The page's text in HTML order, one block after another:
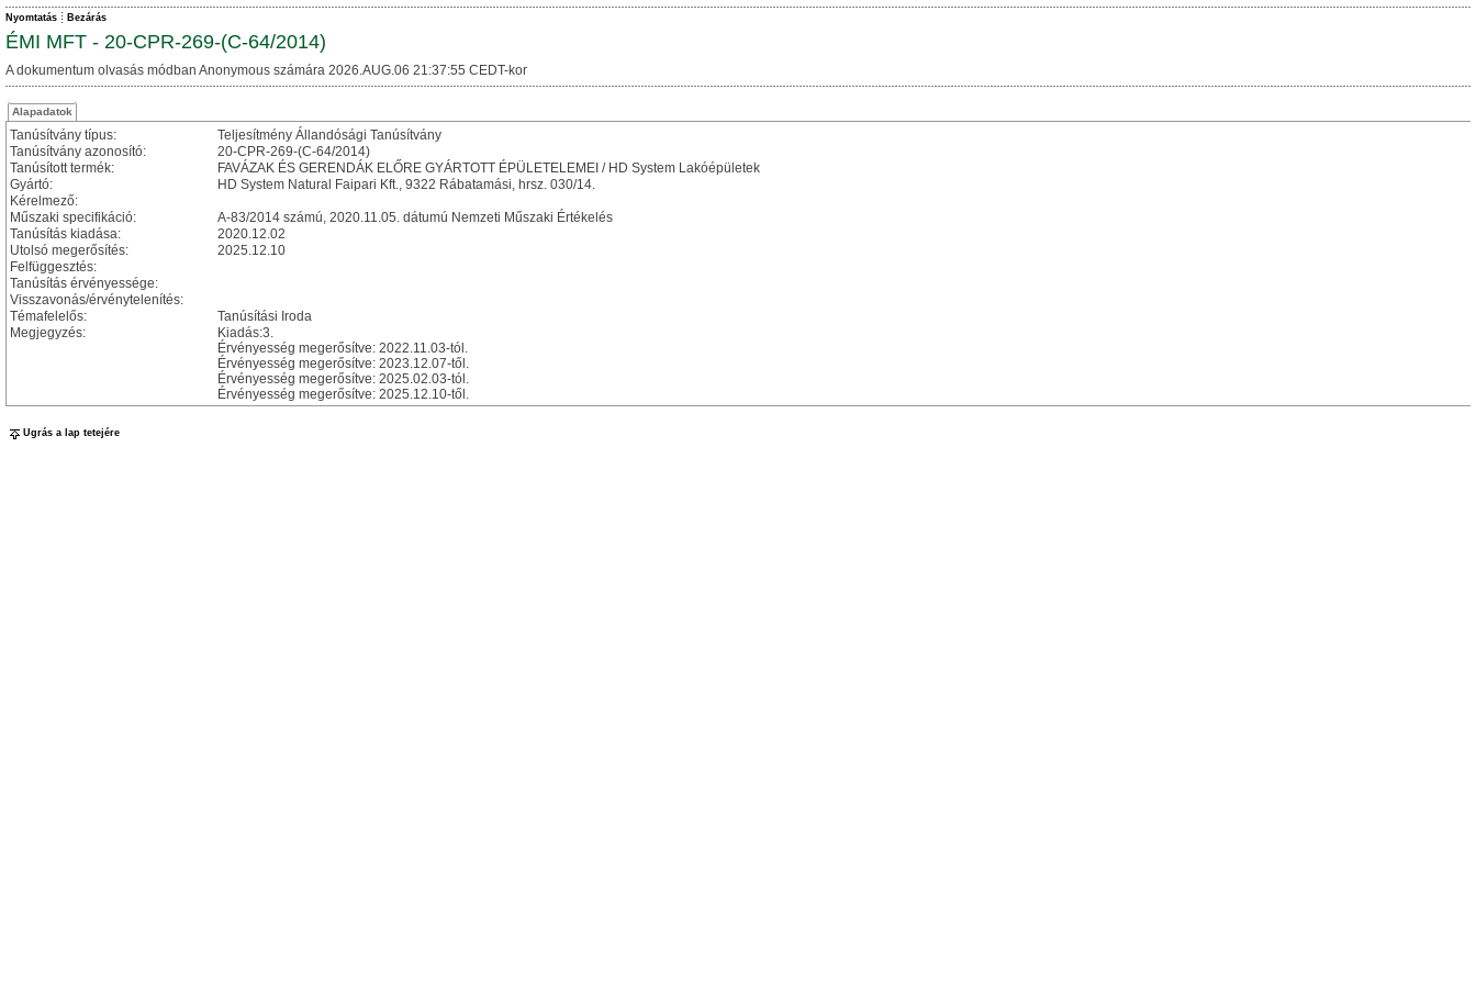
Nyomtatás Bezárás
ÉMI MFT - 20-CPR-269-(C-64/2014)
A dokumentum olvasás módban Anonymous számára 2026.AUG.06 21:37:55 CEDT-kor
Alapadatok
Tanúsítvány típus:
Teljesítmény Állandósági Tanúsítvány
Tanúsítvány azonosító:
20-CPR-269-(C-64/2014)
Tanúsított termék:
FAVÁZAK ÉS GERENDÁK ELŐRE GYÁRTOTT ÉPÜLETELEMEI / HD System Lakóépületek
Gyártó:
HD System Natural Faipari Kft., 9322 Rábatamási, hrsz. 030/14.
Kérelmező:
Műszaki specifikáció:
A-83/2014 számú, 2020.11.05. dátumú Nemzeti Műszaki Értékelés
Tanúsítás kiadása:
2020.12.02
Utolsó megerősítés:
2025.12.10
Felfüggesztés:
Tanúsítás érvényessége:
Visszavonás/érvénytelenítés:
Témafelelős:
Tanúsítási Iroda
Megjegyzés:
Kiadás:3.
Érvényesség megerősítve: 2022.11.03-tól.
Érvényesség megerősítve: 2023.12.07-től.
Érvényesség megerősítve: 2025.02.03-tól.
Érvényesség megerősítve: 2025.12.10-től.
Ugrás a lap tetejére